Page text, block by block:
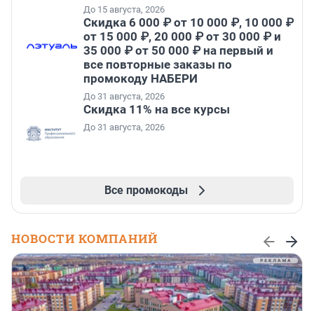
До 15 августа, 2026
Скидка 6 000 ₽ от 10 000 ₽, 10 000 ₽
от 15 000 ₽, 20 000 ₽ от 30 000 ₽ и
35 000 ₽ от 50 000 ₽ на первый и
все повторные заказы по
промокоду НАБЕРИ
До 31 августа, 2026
Скидка 11% на все курсы
До 31 августа, 2026
Все промокоды
НОВОСТИ КОМПАНИЙ